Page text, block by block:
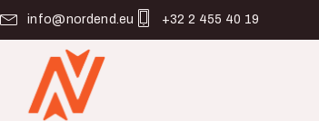
info@nordend.eu +32 2 455 40 19